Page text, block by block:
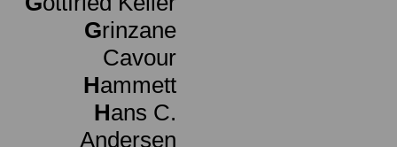
Grinzane
Cavour
Hammett
Hans C.
Andersen